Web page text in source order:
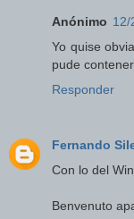
Anónimo 12/
Yo quise
pude
Responder
Fernando
Con lo del
Benvenuto